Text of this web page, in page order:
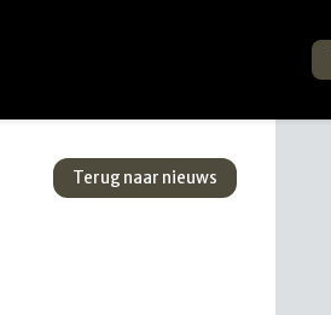
Terug naar nieuws